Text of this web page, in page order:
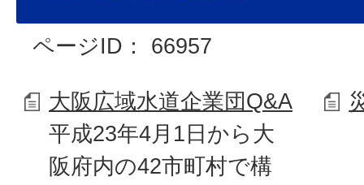
ページID： 66957
大阪広域水道企業団Q&A
平成23年4月1日から大
阪府内の42市町村で構